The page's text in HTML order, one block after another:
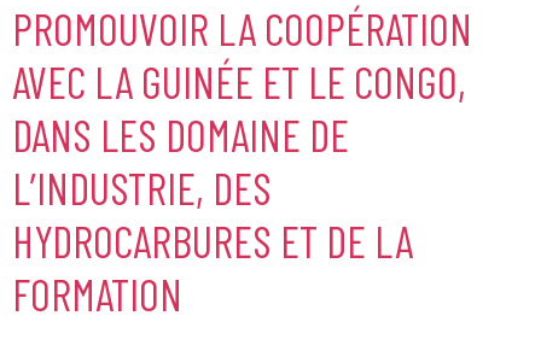
PROMOUVOIR LA COOPÉRATION
AVEC LA GUINÉE ET LE CONGO,
DANS LES DOMAINE DE
L’INDUSTRIE, DES
HYDROCARBURES ET DE LA
FORMATION